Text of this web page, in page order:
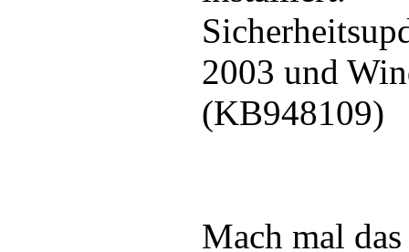
2003 und
(KB948109)
Mach mal